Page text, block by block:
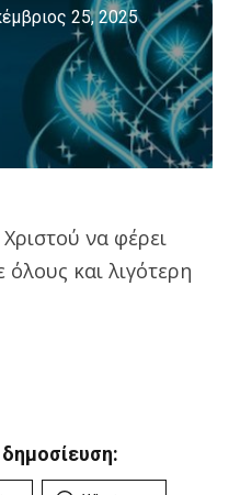
25, 2025
να φέρει
όλους και λιγότερη